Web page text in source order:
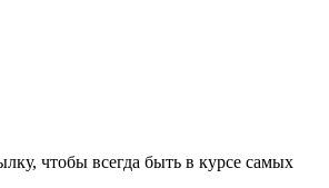
чтобы всегда быть в курсе самых